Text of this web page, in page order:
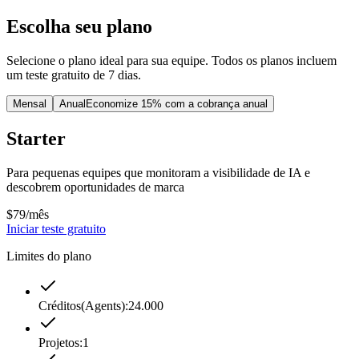
Escolha seu plano
Selecione o plano ideal para sua equipe. Todos os planos incluem
um teste gratuito de 7 dias.
Mensal Anual Economize 15% com a cobrança anual
Starter
Para pequenas equipes que monitoram a visibilidade de IA e
descobrem oportunidades de marca
$79/mês
Iniciar teste gratuito
Limites do plano
Créditos(Agents):24.000
Projetos:1